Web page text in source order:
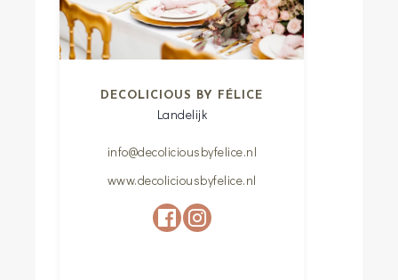
DECOLICIOUS BY FÉLICE
Landelijk
info@decoliciousbyfelice.nl
www.decoliciousbyfelice.nl